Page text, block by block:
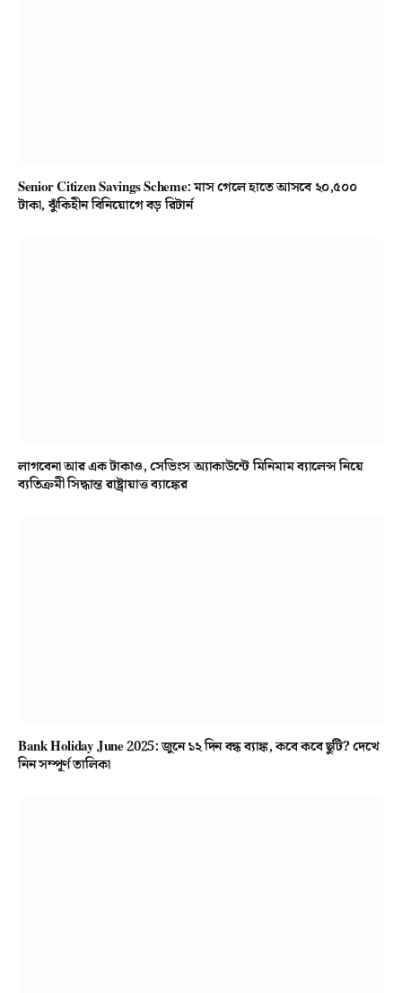
Senior Citizen Savings Scheme: মাস গেলে হাতে আসবে ২০,৫০০
টাকা, ঝুঁকিহীন বিনিয়োগে বড় রিটার্ন
লাগবেনা আর এক টাকাও, সেভিংস অ্যাকাউন্টে মিনিমাম ব্যালেন্স নিয়ে
ব্যতিক্রমী সিদ্ধান্ত রাষ্ট্রায়াত্ত ব্যাঙ্কের
Bank Holiday June 2025: জুনে ১২ দিন বন্ধ ব্যাঙ্ক, কবে কবে ছুটি? দেখে
নিন সম্পূর্ণ তালিকা